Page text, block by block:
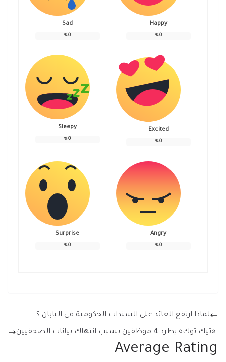
Happy
0
%
Sad
0
%
Excited
0
%
Sleepy
0
%
Angry
0
%
Surprise
0
%
لماذا ارتفع العائد على السندات الحكومية في اليابان ؟
«تيك توك» يطرد 4 موظفين بسبب انتهاك بيانات الصحفيين
Average Rating